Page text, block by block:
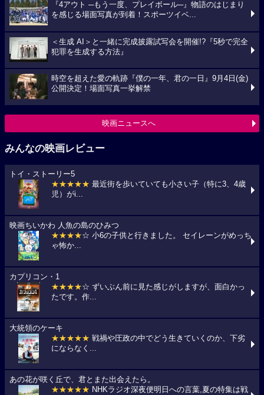
『4アウト ─もう一度、プレイボール─』物語のはじまり
を感じる場面写真が到着！スポーツイベ...
＜生成 AI＞と一緒に完成披露試写会を開催!?『5秒で完全
犯罪を生成する方法』
時空を超えた愛の軌跡『僕の一年、君の一日』9月4日(金)
公開決定！場面写真一挙解禁
映画ニュースへ
みんなの映画レビュー
トイ・ストーリー5
★★★★★ 最近街を歩いていても小さい子（特に3、4歳
児）がi...
映画ちいかわ 人魚の島のひみつ
★★★★☆ 小6の子供と行きました。 セイレーンがめっち
ゃ怖か...
カプリコン・1
★★★★☆ ずいぶん前に見た感じがしますが、面白かっ
たです。作...
大統領のケーキ
★★★★★ 戦禍や圧政の中でどう生きていくのか、下劣
にならなく...
あの花が咲く丘で、君とまた出会えたら。
★★★★★ NHKラジオ深夜便明日への言葉,夏の特集は戦